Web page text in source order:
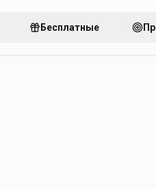
Бесплатные